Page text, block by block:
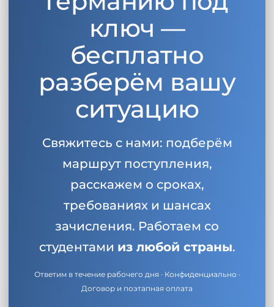
ключ —
бесплатно
разберём вашу
ситуацию
Свяжитесь с нами: подберём
маршрут поступления,
расскажем о сроках,
требованиях и шансах
зачисления. Работаем со
студентами из любой страны.
Ответим в течение рабочего дня · Конфиденциально ·
Договор и поэтапная оплата